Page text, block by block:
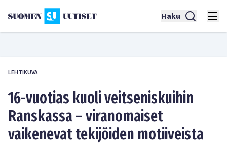
Haku
LEHTIKUVA
16-vuotias kuoli veitseniskuihin
Ranskassa – viranomaiset
vaikenevat tekijöiden motiiveista